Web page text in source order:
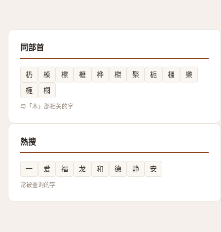
同部首
㭁 槕 橖 櫪 桦 榤 棸 枙 橿
樂
櫣
櫚
与「木」部相关的字
熱搜
一 爱 福 龙 和 德 静 安
常被查询的字